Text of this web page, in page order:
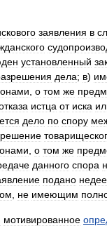
заявления в
установленный
дела; в)
о том же
истца от иска
дело по спору
решение
о том же
данного спора
подано
не имеющим
мотивированное